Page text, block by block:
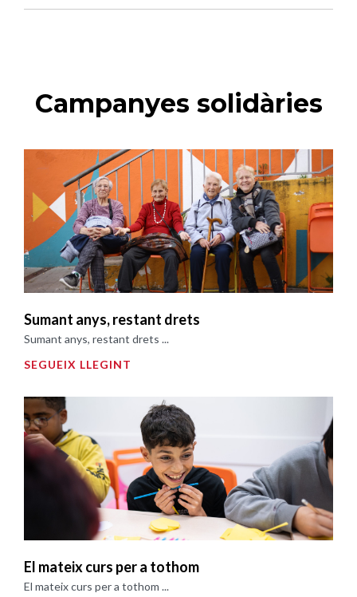
Campanyes solidàries
Sumant anys, restant drets
Sumant anys, restant drets ...
SEGUEIX LLEGINT
El mateix curs per a tothom
El mateix curs per a tothom ...